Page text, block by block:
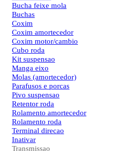
Bucha feixe mola
Buchas
Coxim
Coxim amortecedor
Coxim motor/cambio
Cubo roda
Kit suspensao
Manga eixo
Molas (amortecedor)
Parafusos e porcas
Pivo suspensao
Retentor roda
Rolamento amortecedor
Rolamento roda
Terminal direcao
Inativar
Transmissao